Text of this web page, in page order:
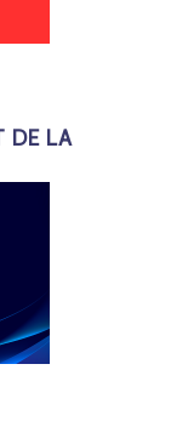
DE LA